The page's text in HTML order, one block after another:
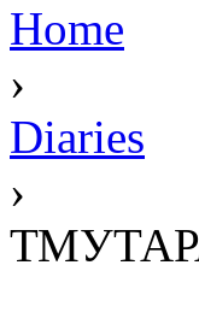
Home
›
Diaries
›